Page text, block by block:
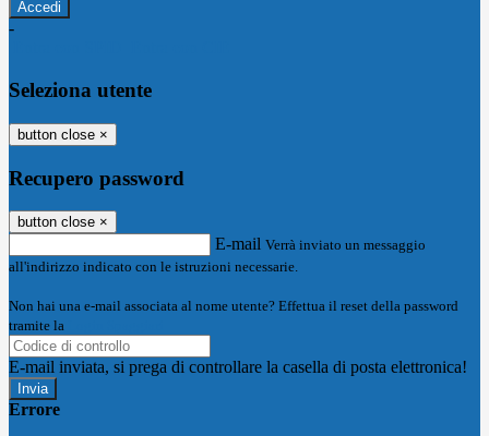
-
Seleziona utente
button close ×
Recupero password
button close ×
E-mail Verrà inviato un messaggio
all'indirizzo indicato con le istruzioni necessarie.
Non hai una e-mail associata al nome utente? Effettua il reset della password
tramite la
E-mail inviata, si prega di controllare la casella di posta elettronica!
Errore